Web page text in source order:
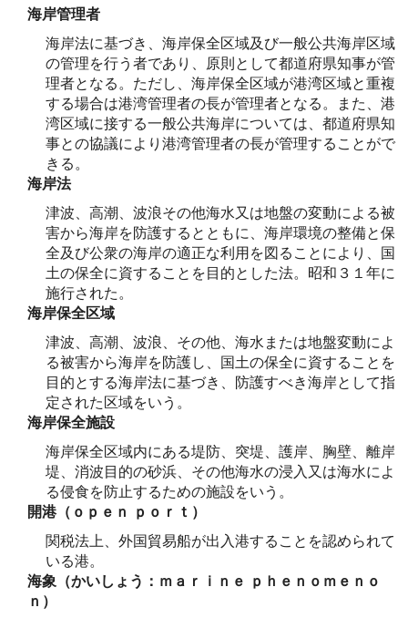
海岸管理者
海岸法に基づき、海岸保全区域及び一般公共海岸区域
の管理を行う者であり、原則として都道府県知事が管
理者となる。ただし、海岸保全区域が港湾区域と重複
する場合は港湾管理者の長が管理者となる。また、港
湾区域に接する一般公共海岸については、都道府県知
事との協議により港湾管理者の長が管理することがで
きる。
海岸法
津波、高潮、波浪その他海水又は地盤の変動による被
害から海岸を防護するとともに、海岸環境の整備と保
全及び公衆の海岸の適正な利用を図ることにより、国
土の保全に資することを目的とした法。昭和３１年に
施行された。
海岸保全区域
津波、高潮、波浪、その他、海水または地盤変動によ
る被害から海岸を防護し、国土の保全に資することを
目的とする海岸法に基づき、防護すべき海岸として指
定された区域をいう。
海岸保全施設
海岸保全区域内にある堤防、突堤、護岸、胸壁、離岸
堤、消波目的の砂浜、その他海水の浸入又は海水によ
る侵食を防止するための施設をいう。
開港（ｏｐｅｎ ｐｏｒｔ）
関税法上、外国貿易船が出入港することを認められて
いる港。
海象（かいしょう：ｍａｒｉｎｅ ｐｈｅｎｏｍｅｎｏ
ｎ）